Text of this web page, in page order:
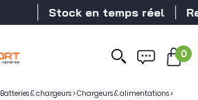
Stock en temps réel
0
Batteries & chargeurs>Chargeurs & alimentations>